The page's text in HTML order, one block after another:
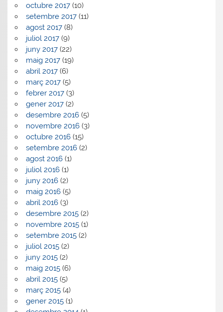
octubre 2017(10)
setembre 2017(11)
agost 2017(8)
juliol 2017(9)
juny 2017(22)
maig 2017(19)
abril 2017(6)
març 2017(5)
febrer 2017(3)
gener 2017(2)
desembre 2016(5)
novembre 2016(3)
octubre 2016(15)
setembre 2016(2)
agost 2016(1)
juliol 2016(1)
juny 2016(2)
maig 2016(5)
abril 2016(3)
desembre 2015(2)
novembre 2015(1)
setembre 2015(2)
juliol 2015(2)
juny 2015(2)
maig 2015(6)
abril 2015(5)
març 2015(4)
gener 2015(1)